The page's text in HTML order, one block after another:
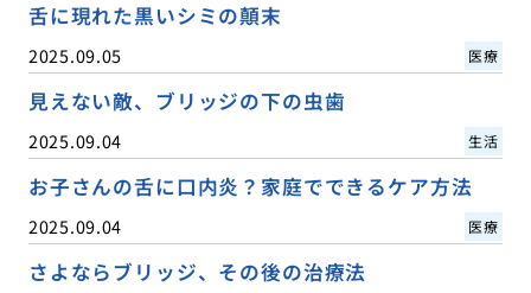
舌に現れた黒いシミの顛末
2025.09.05 医療
見えない敵、ブリッジの下の虫歯
2025.09.04 生活
お子さんの舌に口内炎？家庭でできるケア方法
2025.09.04 医療
さよならブリッジ、その後の治療法